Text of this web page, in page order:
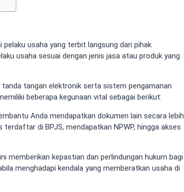
usaha yang terbit langsung dari pihak
usaha sesuai dengan jenis jasa atau produk yang
tangan elektronik serta sistem pengamanan
beberapa kegunaan vital sebagai berikut:
Anda mendapatkan dokumen lain secara lebih
di BPJS, mendapatkan NPWP, hingga akses
memberikan kepastian dan perlindungan hukum bagi
menghadapi kendala yang memberatkan usaha di